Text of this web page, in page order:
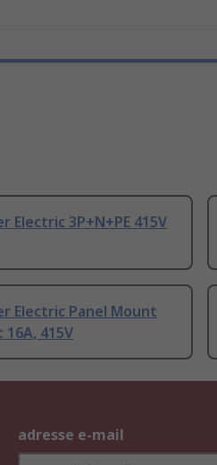
Electric 3P+N+PE 415V
Electric Panel Mount
415V
adresse e-mail